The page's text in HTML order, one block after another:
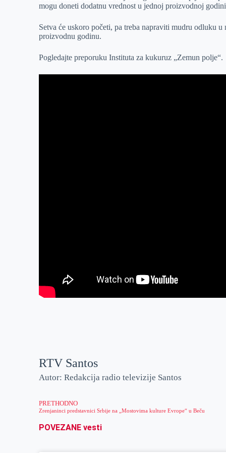
p
p
l
mogu doneti dodatnu vrednost u jednoj proizvodnoj
Setva će uskoro početi, pa treba napraviti mudru odluku
proizvodnu godinu.
Pogledajte preporuku Instituta za kukuruz „Zemun polje“.
RTV Santos
Autor: Redakcija radio televizije Santos
PRETHODNO
Zrenjaninci predstavnici Srbije na „Mostovima kulture Evrope“ u Beču
POVEZANE vesti